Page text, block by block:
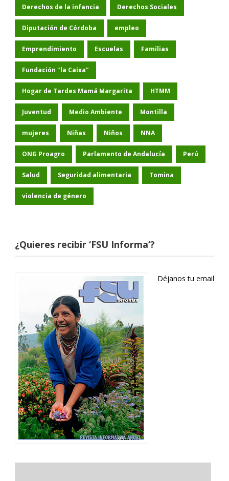
Derechos de la infancia Derechos Sociales
Diputación de Córdoba empleo
Emprendimiento Escuelas Familias
Fundación "la Caixa"
Hogar de Tardes Mamá Margarita HTMM
Juventud Medio Ambiente Montilla
mujeres Niñas Niños NNA
ONG Proagro Parlamento de Andalucía Perú
Salud Seguridad alimentaria Tomina
violencia de género
¿Quieres recibir ‘FSU Informa’?
Déjanos tu email